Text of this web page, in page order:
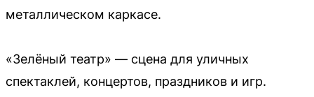
металлическом каркасе.
«Зелёный театр» — сцена для уличных
спектаклей, концертов, праздников и игр.